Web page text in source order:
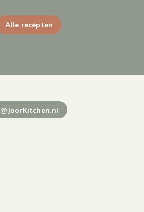
Alle recepten
@JoorKitchen.nl